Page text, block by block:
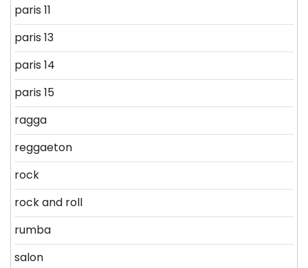
paris 11
paris 13
paris 14
paris 15
ragga
reggaeton
rock
rock and roll
rumba
salon